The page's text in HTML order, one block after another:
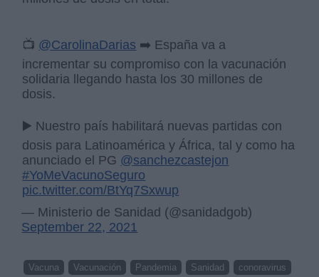
📺 @CarolinaDarias ➡️ España va a
incrementar su compromiso con la vacunación
solidaria llegando hasta los 30 millones de
dosis.
▶️ Nuestro país habilitará nuevas partidas con
dosis para Latinoamérica y África, tal y como ha
anunciado el PG @sanchezcastejon
#YoMeVacunoSeguro
pic.twitter.com/BtYq7Sxwup
— Ministerio de Sanidad (@sanidadgob)
September 22, 2021
Vacuna Vacunación Pandemia Sanidad
conoravirus